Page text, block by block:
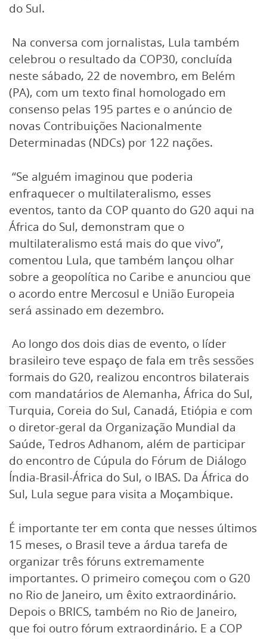
do Sul.
Na conversa com jornalistas, Lula também
celebrou o resultado da COP30, concluída
neste sábado, 22 de novembro, em Belém
(PA), com um texto final homologado em
consenso pelas 195 partes e o anúncio de
novas Contribuições Nacionalmente
Determinadas (NDCs) por 122 nações.
“Se alguém imaginou que poderia
enfraquecer o multilateralismo, esses
eventos, tanto da COP quanto do G20 aqui na
África do Sul, demonstram que o
multilateralismo está mais do que vivo”,
comentou Lula, que também lançou olhar
sobre a geopolítica no Caribe e anunciou que
o acordo entre Mercosul e União Europeia
será assinado em dezembro.
Ao longo dos dois dias de evento, o líder
brasileiro teve espaço de fala em três sessões
formais do G20, realizou encontros bilaterais
com mandatários de Alemanha, África do Sul,
Turquia, Coreia do Sul, Canadá, Etiópia e com
o diretor-geral da Organização Mundial da
Saúde, Tedros Adhanom, além de participar
do encontro de Cúpula do Fórum de Diálogo
Índia-Brasil-África do Sul, o IBAS. Da África do
Sul, Lula segue para visita a Moçambique.
É importante ter em conta que nesses últimos
15 meses, o Brasil teve a árdua tarefa de
organizar três fóruns extremamente
importantes. O primeiro começou com o G20
no Rio de Janeiro, um êxito extraordinário.
Depois o BRICS, também no Rio de Janeiro,
que foi outro fórum extraordinário. E a COP